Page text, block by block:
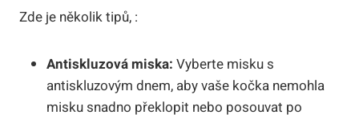
Zde je několik tipů, :
Antiskluzová miska: Vyberte misku s
antiskluzovým dnem, aby vaše kočka nemohla
misku snadno překlopit nebo posouvat po